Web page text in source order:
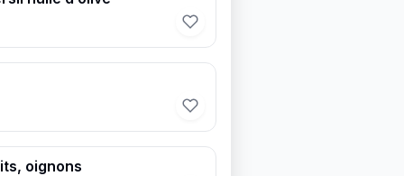
oignons